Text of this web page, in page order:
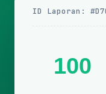
ID Laporan:
100